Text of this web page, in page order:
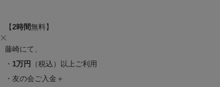
【 2時間無料】
藤崎にて、
・ 1万円
（税込）以上ご利用
・友の会ご入金＋